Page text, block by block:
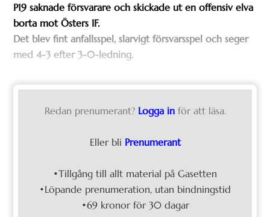
P19 saknade försvarare och skickade ut en offensiv elva
borta mot Östers IF.
Det blev fint anfallsspel, slarvigt försvarsspel och seger
med 4-3 efter 3-0-ledning.
Redan prenumerant? Logga in för att läsa.
Eller bli Prenumerant
•Tillgång till allt material på Gasetten
•Löpande prenumeration, utan bindningstid
•69 kronor för 30 dagar